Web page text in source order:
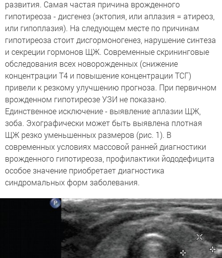
развития. Самая частая причина врожденного
гипотиреоза - дисгенез (эктопия, или аплазия = атиреоз,
или гипоплазия). На следующем месте по причинам
гипотиреоза стоит дисгормоногенез, нарушение синтеза
и секреции гормонов ЩЖ. Современные скрининговые
обследования всех новорожденных (снижение
концентрации Т4 и повышение концентрации ТСГ)
привели к резкому улучшению прогноза. При первичном
врожденном гипотиреозе УЗИ не показано.
Единственное исключение - выявление аплазии ЩЖ,
зоба. Эхографически может быть выявлена плотная
ЩЖ резко уменьшенных размеров (рис. 1). В
современных условиях массовой ранней диагностики
врожденного гипотиреоза, профилактики йододефицита
особое значение приобретает диагностика
синдромальных форм заболевания.